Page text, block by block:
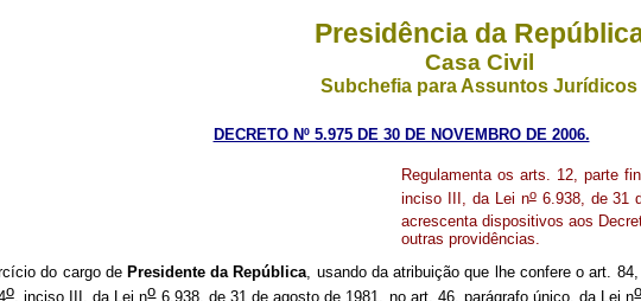
Presidência da
Casa Civil
Subchefia para Assuntos Jurídicos
DECRETO Nº 5.975 DE 30 DE NOVEMBRO DE 2006.
Regulamenta os arts. 12, parte
inciso III, da Lei no6.938, de 31
acrescenta dispositivos aos
outras providências.
do cargo de Presidente da República, usando da atribuição que lhe confere o art.
o, inciso III, da Lei no6.938, de 31 de agosto de 1981, no art. 46, parágrafo único, da Lei no